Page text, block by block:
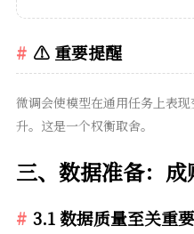
⚠️ 重要提醒
微调会使模型在通用任务上表
升。这是一个权衡取舍。
三、数据准备：
3.1 数据质量至关重要